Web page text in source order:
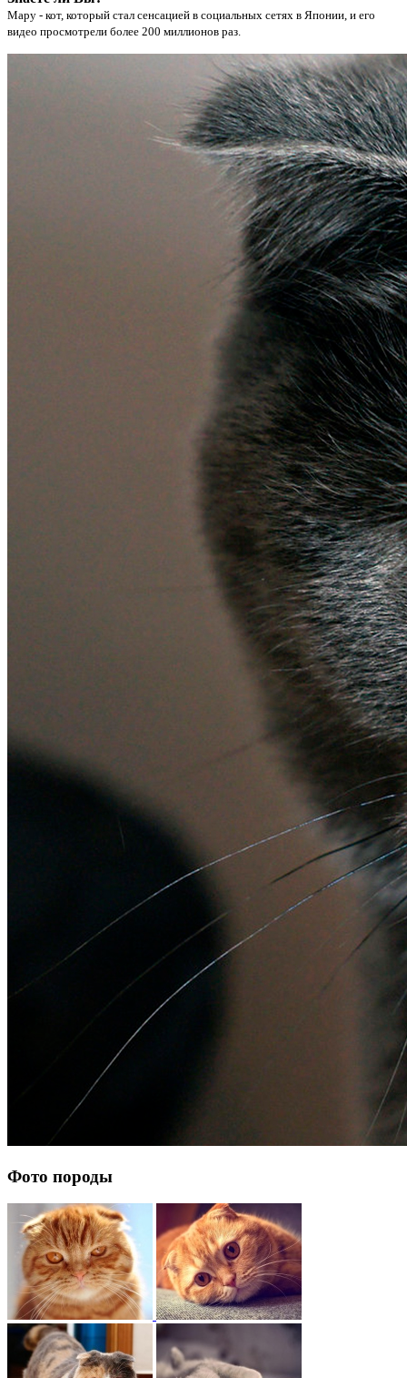
Мару - кот, который стал сенсацией в социальных сетях в Японии, и его
видео просмотрели более 200 миллионов раз.
Фото породы